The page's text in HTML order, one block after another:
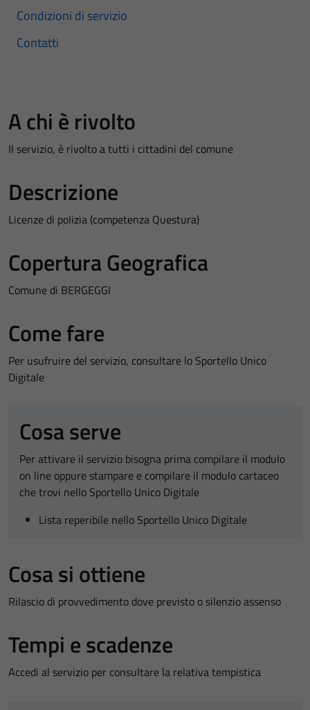
Condizioni di servizio
Contatti
A chi è rivolto
Il servizio, è rivolto a tutti i cittadini del comune
Descrizione
Licenze di polizia (competenza Questura)
Copertura Geografica
Comune di BERGEGGI
Come fare
Per usufruire del servizio, consultare lo Sportello Unico
Digitale
Cosa serve
Per attivare il servizio bisogna prima compilare il modulo
on line oppure stampare e compilare il modulo cartaceo
che trovi nello Sportello Unico Digitale
Lista reperibile nello Sportello Unico Digitale
Cosa si ottiene
Rilascio di provvedimento dove previsto o silenzio assenso
Tempi e scadenze
Accedi al servizio per consultare la relativa tempistica